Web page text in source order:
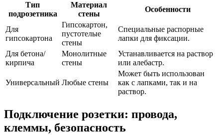
Тип
подрозетника
Материал
стены
Особенности
Для
гипсокартона
Гипсокартон,
пустотелые
стены
Специальные распорные
лапки для фиксации.
Для бетона/
кирпича
Монолитные
стены
Устанавливается на раствор
или алебастр.
Универсальный Любые стены
Может быть использован
как с лапками, так и на
раствор.
Подключение розетки: провода,
клеммы, безопасность